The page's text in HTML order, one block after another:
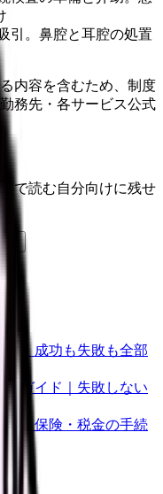
引。鼻腔と耳腔の処置
内容を含むため、制度
務先・各サービス公式
で読む自分向けに残せ
ー
選｜成功も失敗も全部
全ガイド｜失敗しない
金・保険・税金の手続